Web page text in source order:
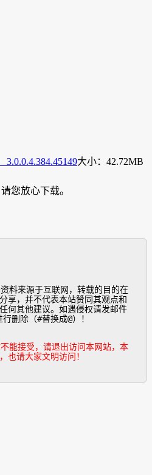
大小：42.72MB
您放心下载。
享，并不代表本站赞同其观点和
何其他建议。如遇侵权请发邮件
除（#替换成@）！
能接受，请退出访问本网站，本
也请大家文明访问！